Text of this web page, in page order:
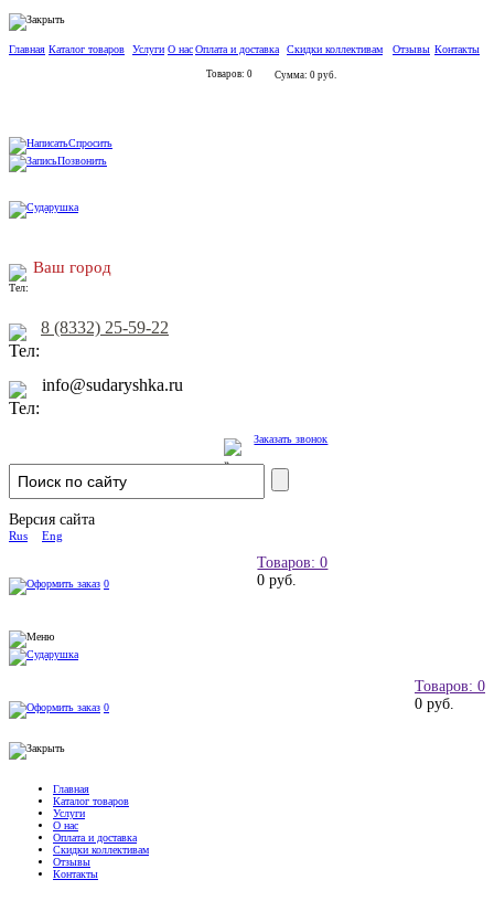
Главная Каталог товаров Услуги О насОплата и доставка Скидки коллективам Отзывы Контакты
Товаров: 0 Сумма: 0 руб.
Спросить
Позвонить
Ваш город
8 (8332) 25-59-22
info@sudaryshka.ru
Заказать звонок
Версия сайта
Rus Eng
Товаров: 0
0 руб.
0
Товаров: 0
0 руб.
0
Главная
Каталог товаров
Услуги
О нас
Оплата и доставка
Скидки коллективам
Отзывы
Контакты